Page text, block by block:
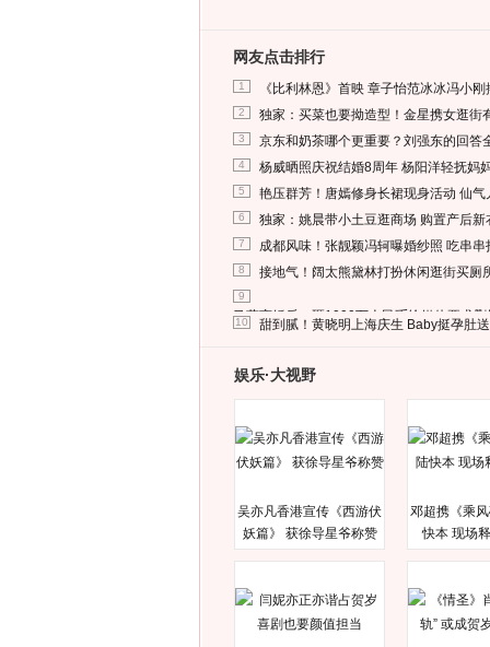
网友点击排行
1 《比利林恩》首映 章子怡范冰冰冯小
2 独家：买菜也要拗造型！金星携女逛街
3 京东和奶茶哪个更重要？刘强东的回答
4 杨威晒照庆祝结婚8周年 杨阳洋轻抚妈
5 艳压群芳！唐嫣修身长裙现身活动 仙气
6 独家：姚晨带小土豆逛商场 购置产后新
7 成都风味！张靓颖冯轲曝婚纱照 吃串串
8 接地气！阔太熊黛林打扮休闲逛街买厕
9
马蓉离婚后，砸1000万人民币给媒体要求删
10 甜到腻！黄晓明上海庆生 Baby挺孕肚
娱乐·大视野
吴亦凡香港宣传《西游伏
妖篇》 获徐导星爷称赞
邓超携《乘
快本 现场